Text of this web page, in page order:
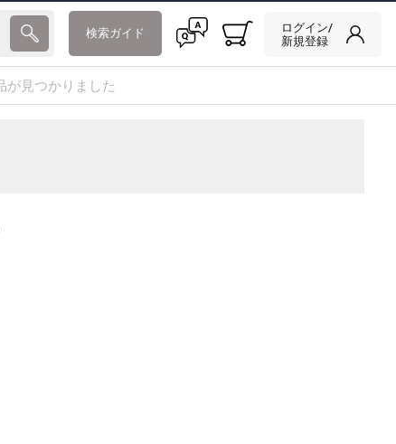
検索ガイド
ログイン/
新規登録
が見つかりました